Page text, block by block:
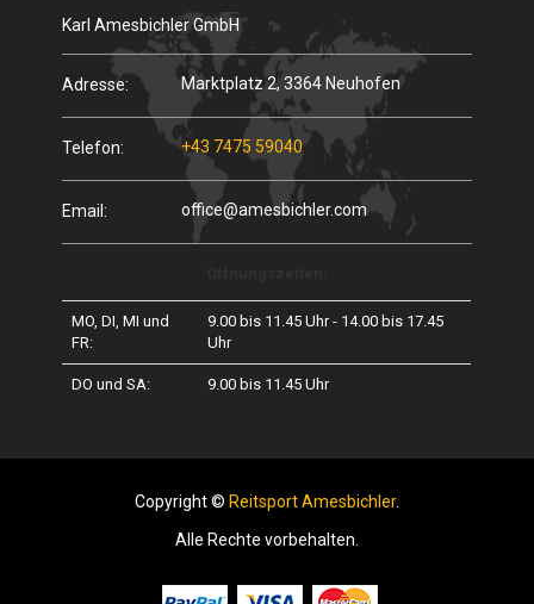
Karl Amesbichler GmbH
Adresse: Marktplatz 2, 3364 Neuhofen
Telefon: +43 7475 59040
Email: office@amesbichler.com
MO, DI, MI und
FR:
9.00 bis 11.45 Uhr - 14.00 bis 17.45
Uhr
DO und SA: 9.00 bis 11.45 Uhr
Copyright © Reitsport Amesbichler.
Alle Rechte vorbehalten.